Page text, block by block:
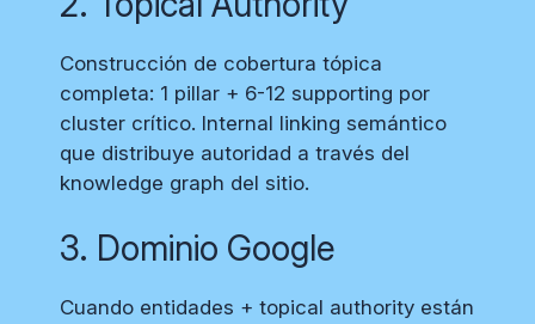
Construcción de cobertura tópica
completa: 1 pillar + 6-12 supporting por
cluster crítico. Internal linking semántico
que distribuye autoridad a través del
knowledge graph del sitio.
3. Dominio Google
Cuando entidades + topical authority están